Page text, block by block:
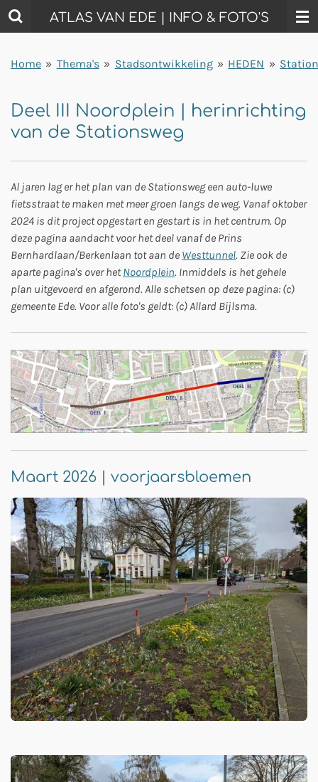
Ga
direct
de
ATLAS VAN EDE | INFO & FOTO'S
Home » Thema's » Stadsontwikkeling » HEDEN »
Deel III Noordplein | herinrichting
van de Stationsweg
Al jaren lag er het plan van de Stationsweg een auto-luwe
fietsstraat te maken met meer groen langs de weg. Vanaf oktober
2024 is dit project opgestart en gestart is in het centrum. Op
deze pagina aandacht voor het deel vanaf de Prins
Bernhardlaan/Berkenlaan tot aan de Westtunnel. Zie ook de
aparte pagina's over hetNoordplein. Inmiddels is het gehele
plan uitgevoerd en afgerond. Alle schetsen op deze pagina: (c)
gemeente Ede. Voor alle foto's geldt: (c) Allard Bijlsma.
Maart 2026 | voorjaarsbloemen